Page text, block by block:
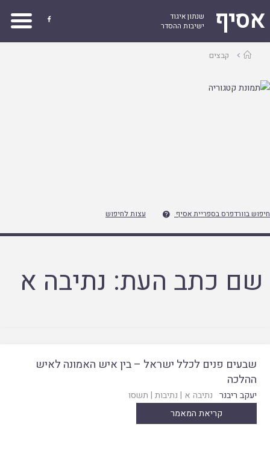
אסיף
שנתון איגוד
ישיבות ההסדר

עמודקבצים
חיפוש בוורדפרס בספריית אסיף  עצות לחיפוש
שם כתב העת: נתיבה א
שבעים פנים לכלל ישראל – בין איש האמונה לאיש
ההלכה
יעקב ריבנר נתיבה א | נתיבות | תשסו
קריאת המאמר